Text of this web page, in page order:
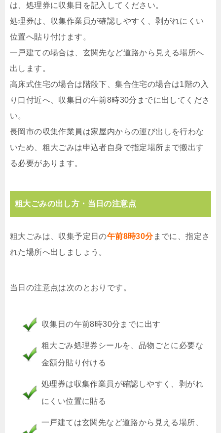
は、処理券に収集日を記入してください。
処理券は、収集作業員が確認しやすく、剥がれにくい
位置へ貼り付けます。
一戸建ての場合は、玄関先など道路から見える場所へ
出します。
高床式住宅の場合は階段下、集合住宅の場合は1階の入
り口付近へ、収集日の午前8時30分までに出してくださ
い。
長岡市の収集作業員は家屋内からの運び出しを行わな
いため、粗大ごみは申込者自身で指定場所まで搬出す
る必要があります。
粗大ごみの出し方・当日の注意点
粗大ごみは、収集予定日の午前8時30分までに、指定さ
れた場所へ出しましょう。
当日の注意点は次のとおりです。
収集日の午前8時30分までに出す
粗大ごみ処理券シールを、品物ごとに必要な
金額分貼り付ける
処理券は収集作業員が確認しやすく、剥がれ
にくい位置に貼る
一戸建ては玄関先など道路から見える場所、